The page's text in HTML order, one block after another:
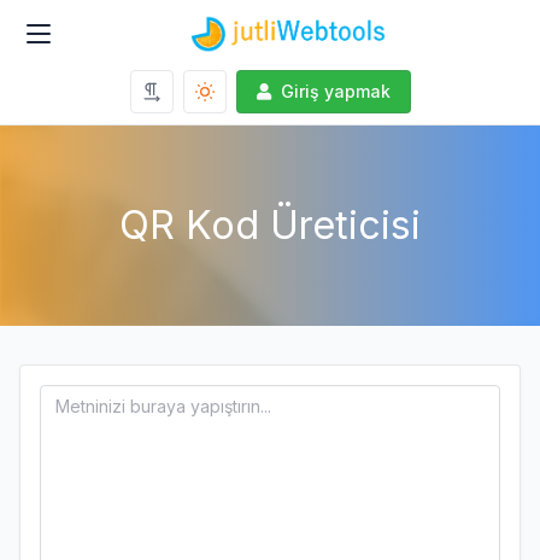
Giriş yapmak
QR Kod Üreticisi